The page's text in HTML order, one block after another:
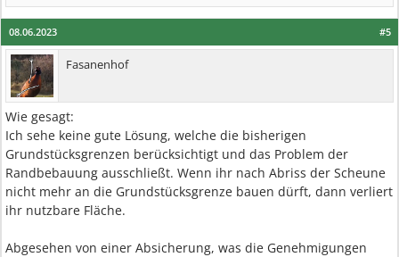
#5
08.06.2023
Fasanenhof
Wie gesagt:
Ich sehe keine gute Lösung, welche die bisherigen
Grundstücksgrenzen berücksichtigt und das Problem der
Randbebauung ausschließt. Wenn ihr nach Abriss der Scheune
nicht mehr an die Grundstücksgrenze bauen dürft, dann verliert
ihr nutzbare Fläche.
Abgesehen von einer Absicherung, was die Genehmigungen